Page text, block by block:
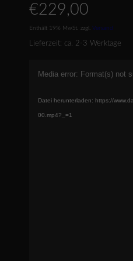
€229,00
Enthält 19% MwSt. zzgl. Versand
Lieferzeit: ca. 2-3 Werktage
Media error: Format(s) not
Datei herunterladen: https://
00.mp4?_=1